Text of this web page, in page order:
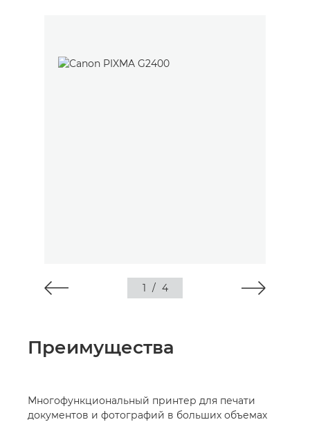
1 / 4
Преимущества
Многофункциональный принтер для печати
документов и фотографий в больших объемах